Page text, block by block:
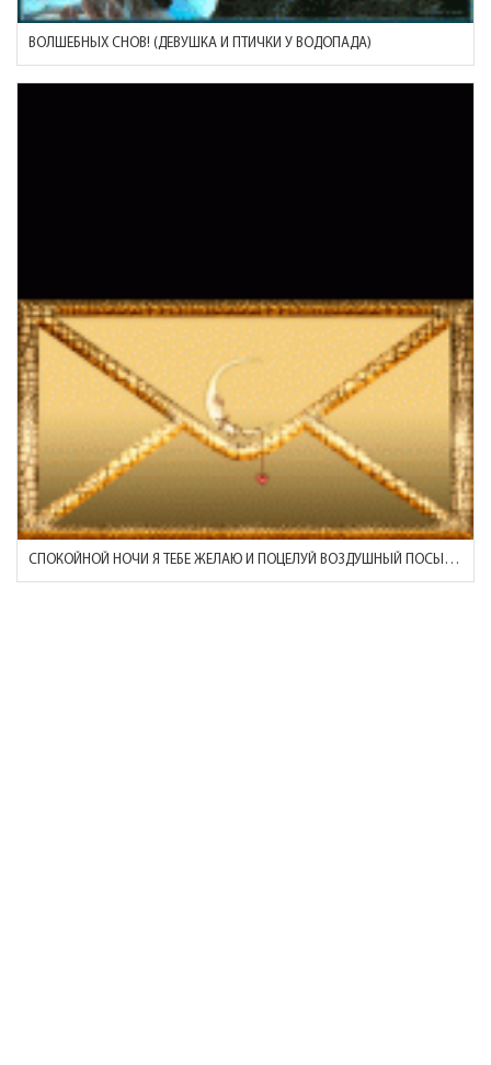
ВОЛШЕБНЫХ СНОВ! (ДЕВУШКА И ПТИЧКИ У ВОДОПАДА)
СПОКОЙНОЙ НОЧИ Я ТЕБЕ ЖЕЛАЮ И ПОЦЕЛУЙ ВОЗДУШНЫЙ ПОСЫЛАЮ!